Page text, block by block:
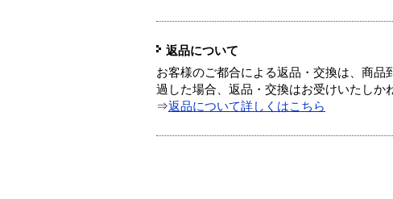
返品について
お客様のご都合による返品・交換は、商
過した場合、返品・交換はお受けいたしか
⇒返品について詳しくはこちら